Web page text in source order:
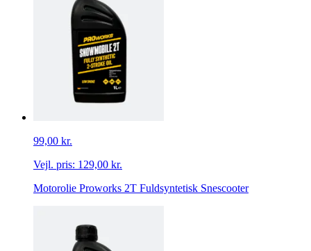
99,00 kr.
Vejl. pris: 129,00 kr.
Motorolie Proworks 2T Fuldsyntetisk Snescooter